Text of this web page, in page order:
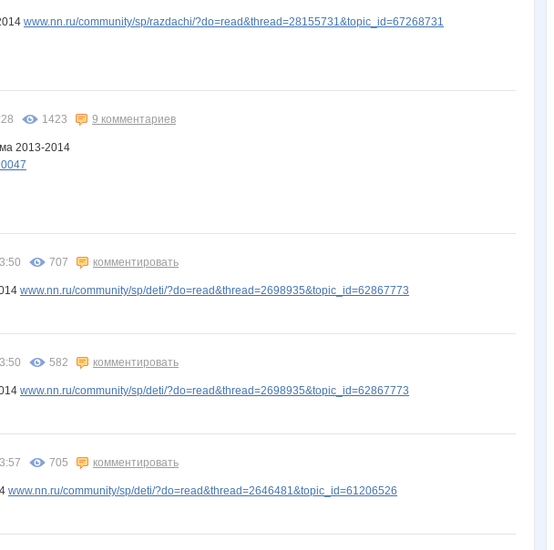
www.nn.ru/community/sp/razdachi/?do=read&thread=28155731&topic_id=67268731
1423 9 комментариев
2013-2014
707 комментировать
www.nn.ru/community/sp/deti/?do=read&thread=2698935&topic_id=62867773
582 комментировать
www.nn.ru/community/sp/deti/?do=read&thread=2698935&topic_id=62867773
705 комментировать
www.nn.ru/community/sp/deti/?do=read&thread=2646481&topic_id=61206526